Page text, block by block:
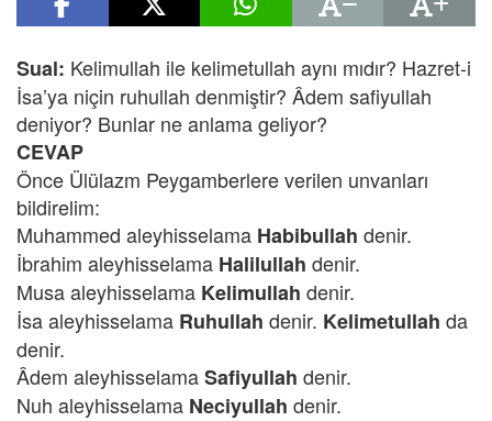
Sual: Kelimullah ile kelimetullah aynı mıdır? Hazret-i
İsa’ya niçin ruhullah denmiştir? Âdem safiyullah
deniyor? Bunlar ne anlama geliyor?
CEVAP
Önce Ülülazm Peygamberlere verilen unvanları
bildirelim:
Muhammed aleyhisselama Habibullah denir.
İbrahim aleyhisselama Halilullah denir.
Musa aleyhisselama Kelimullah denir.
İsa aleyhisselama Ruhullah denir. Kelimetullah da
denir.
Âdem aleyhisselamaSafiyullah denir.
Nuh aleyhisselama Neciyullah denir.